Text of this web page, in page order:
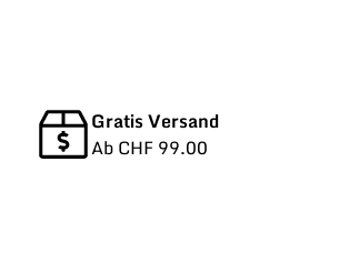
Gratis Versand
Ab CHF 99.00